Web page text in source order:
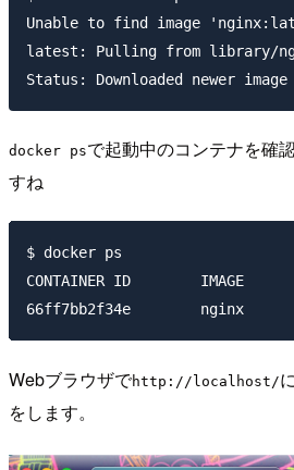
Unable to find image
latest: Pulling from library/
docker psで起動中のコンテナを確
すね
$ docker ps
CONTAINER ID
Webブラウザでhttp://localhost/
をします。